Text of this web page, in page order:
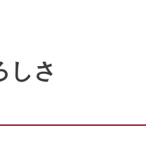
しさ